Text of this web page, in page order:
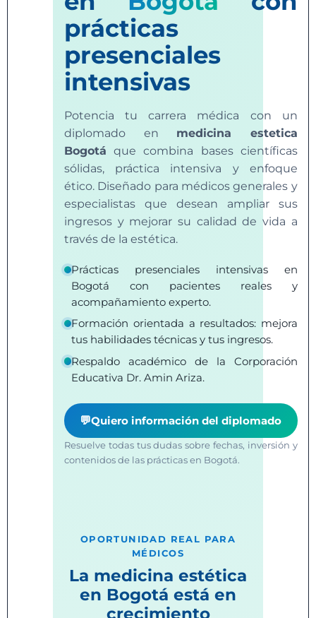
prácticas
presenciales
intensivas
Potencia tu carrera médica con un
diplomado en medicina estetica
Bogotá que combina bases científicas
sólidas, práctica intensiva y enfoque
ético. Diseñado para médicos generales y
especialistas que desean ampliar sus
ingresos y mejorar su calidad de vida a
través de la estética.
Prácticas presenciales intensivas en
Bogotá con pacientes reales y
acompañamiento experto.
Formación orientada a resultados: mejora
tus habilidades técnicas y tus ingresos.
Respaldo académico de la Corporación
Educativa Dr. Amin Ariza.
💬Quiero información del diplomado
Resuelve todas tus dudas sobre fechas, inversión y
contenidos de las prácticas en Bogotá.
OPORTUNIDAD REAL PARA
MÉDICOS
La medicina estética
en Bogotá está en
crecimiento